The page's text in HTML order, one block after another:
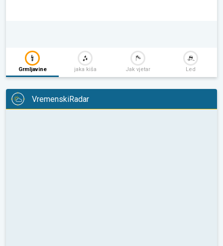
Grmljavine jaka kiša Jak vjetar Led
VremenskiRadar